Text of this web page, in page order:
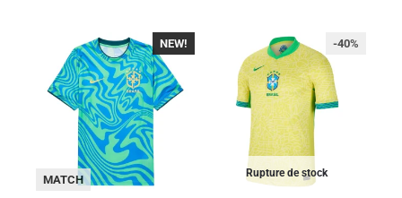
-40%
NEW!
MATCH Rupture de stock
-40%